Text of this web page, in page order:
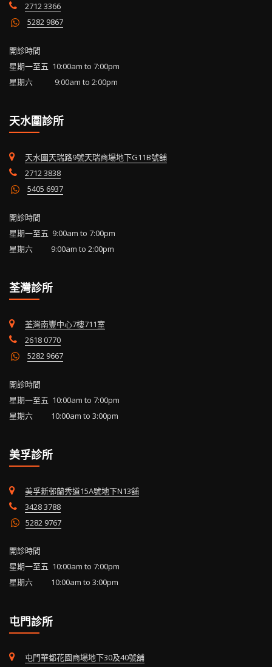
2712 3366
5282 9867
開診時間
星期一至五 10:00am to 7:00pm
星期六 9:00am to 2:00pm
天水圍診所
天水圍天瑞路9號天瑞商場地下G11B號舖
2712 3838
5405 6937
開診時間
星期一至五 9:00am to 7:00pm
星期六 9:00am to 2:00pm
荃灣診所
荃灣南豐中心7樓711室
2618 0770
5282 9667
開診時間
星期一至五 10:00am to 7:00pm
星期六 10:00am to 3:00pm
美孚診所
美孚新邨蘭秀道15A號地下N13舖
3428 3788
5282 9767
開診時間
星期一至五 10:00am to 7:00pm
星期六 10:00am to 3:00pm
屯門診所
屯門華都花園商場地下30及40號舖